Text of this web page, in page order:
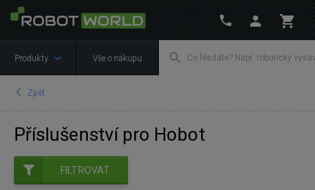
Produkty Vše o nákupu
Zpět
Příslušenství pro Hobot
FILTROVAT